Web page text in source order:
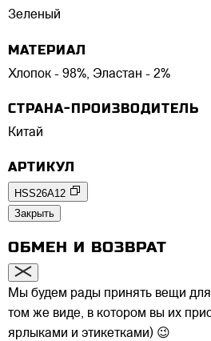
Зеленый
МАТЕРИАЛ
Хлопок - 98%, Эластан - 2%
СТРАНА-ПРОИЗВОДИТЕЛЬ
Китай
АРТИКУЛ
HSS26A12
Закрыть
ОБМЕН И ВОЗВРАТ
Мы будем рады принять вещи
том же виде, в котором вы их
ярлыками и этикетками) 😉